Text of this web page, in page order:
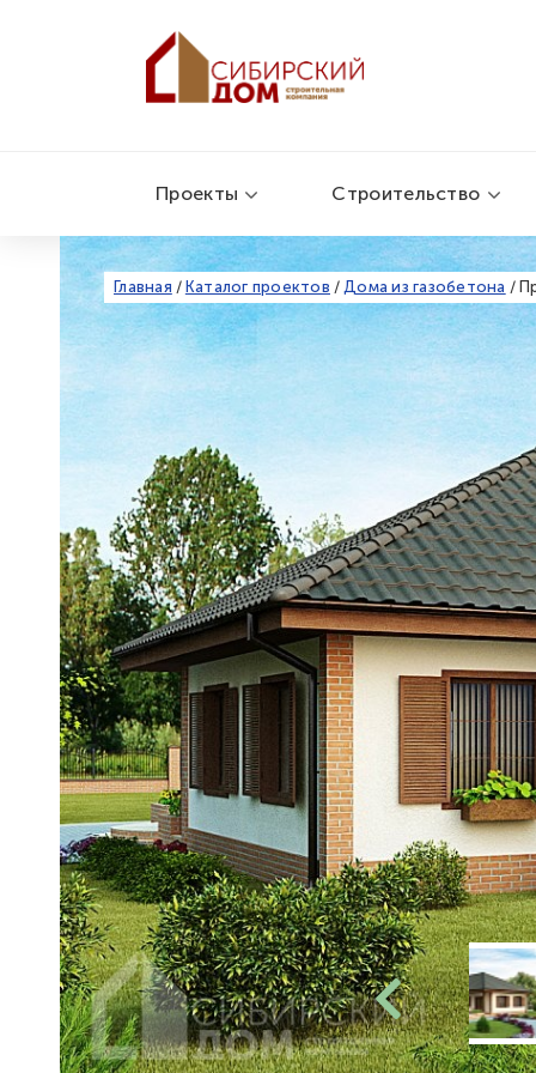
Проекты Строительство
Главная / Каталог проектов / Дома из газобетона /